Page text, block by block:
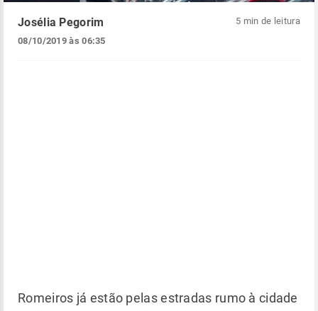
Josélia Pegorim
08/10/2019 às 06:35
5 min de leitura
Romeiros já estão pelas estradas rumo à cidade